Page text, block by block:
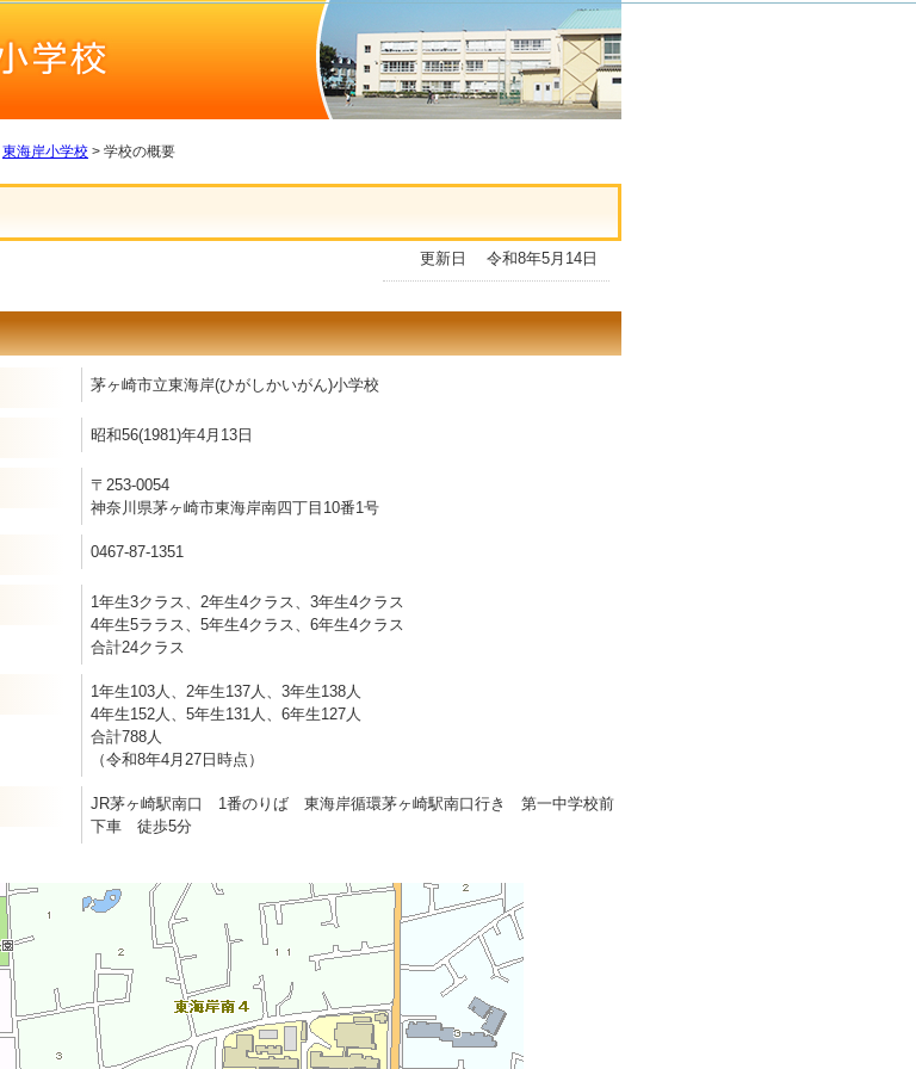
東海岸小学校 > 学校の概要
更新日 令和8年5月14日
茅ヶ崎市立東海岸(ひがしかいがん)小学校
昭和56(1981)年4月13日
〒253-0054
神奈川県茅ヶ崎市東海岸南四丁目10番1号
0467-87-1351
1年生3クラス、2年生4クラス、3年生4クラス
4年生5ララス、5年生4クラス、6年生4クラス
合計24クラス
1年生103人、2年生137人、3年生138人
4年生152人、5年生131人、6年生127人
合計788人
（令和8年4月27日時点）
JR茅ヶ崎駅南口 1番のりば 東海岸循環茅ヶ崎駅南口行き 第一中学校前
下車 徒歩5分